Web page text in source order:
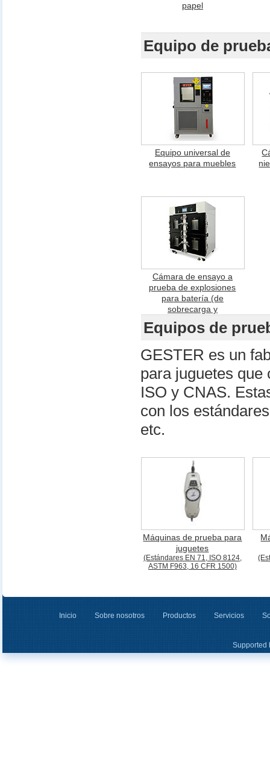
papel
Equipo de
Equipo universal de
ensayos para muebles
Cámara de ensayo a
prueba de explosiones
para batería (de
sobrecarga y
sobredescarga) GT-I08
Equipos de
GESTER es un
para juguetes que
ISO y CNAS.
con los
etc.
Máquinas de prueba para
juguetes
(Estándares EN 71, ISO 8124,
ASTM F963, 16 CFR 1500)
Inicio Sobre nosotros Productos Servicios
Supported